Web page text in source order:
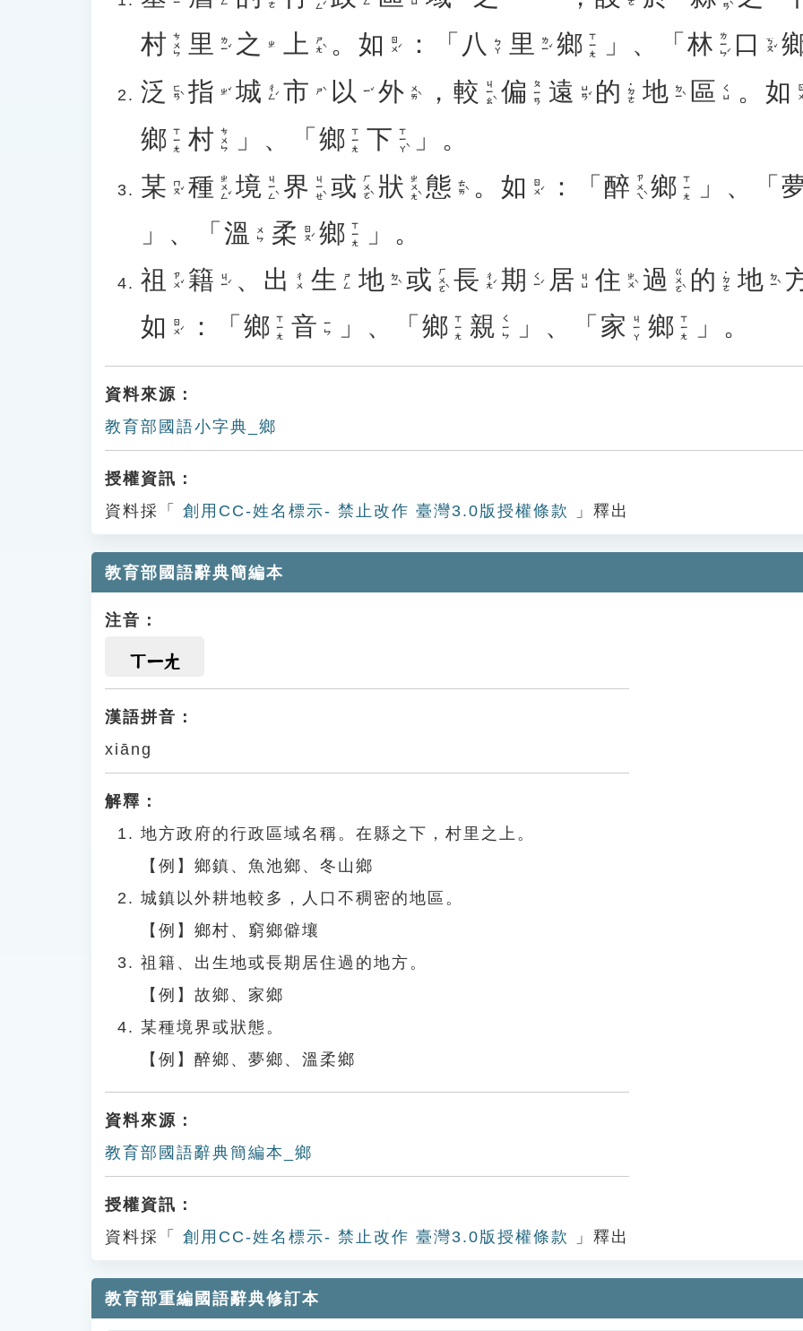
村 ㄘㄨㄣ 里 ㄌㄧˇ 之 ㄓ 上 ㄕㄤˋ 。 如 ㄖㄨˊ ：「 八 ㄅㄚ 里 ㄌㄧˇ 鄉 ㄒㄧㄤ 」、「 林 ㄌㄧㄣˊ 口 ㄎㄡˇ
泛 ㄈㄢˋ 指 ㄓˇ 城 ㄔㄥˊ 市 ㄕˋ 以 ㄧˇ 外 ㄨㄞˋ ， 較 ㄐㄧㄠˋ 偏 ㄆㄧㄢ 遠 ㄩㄢˇ 的 ˙ㄉㄜ 地 ㄉㄧˋ 區 ㄑㄩ 。如
鄉 ㄒㄧㄤ 村 ㄘㄨㄣ 」、「 鄉 ㄒㄧㄤ 下 ㄒㄧㄚˋ
」。
某 ㄇㄡˇ 種 ㄓㄨㄥˇ 境 ㄐㄧㄥˋ 界 ㄐㄧㄝˋ 或 ㄏㄨㄛˋ 狀 ㄓㄨㄤˋ 態 ㄊㄞˋ 。 如 ㄖㄨˊ ：「 醉 ㄗㄨㄟˋ 鄉 ㄒㄧㄤ 」、「
」、「 溫 ㄨㄣ 柔 ㄖㄡˊ 鄉 ㄒㄧㄤ
」。
祖
ㄗㄨˇ 籍 ㄐㄧˊ 、 出 ㄔㄨ 生 ㄕㄥ 地 ㄉㄧˋ 或 ㄏㄨㄛˋ 長 ㄔㄤˊ 期 ㄑㄧˊ 居 ㄐㄩ 住 ㄓㄨˋ 過 ㄍㄨㄛˋ 的 ˙ㄉㄜ 地 ㄉㄧˋ
如 ㄖㄨˊ ：「 鄉 ㄒㄧㄤ 音 ㄧㄣ 」、「 鄉 ㄒㄧㄤ 親 ㄑㄧㄣ 」、「 家 ㄐㄧㄚ 鄉 ㄒㄧㄤ 」。
資料來源：
教育部國語小字典_鄉
授權資訊：
資料採「
創用CC-姓名標示- 禁止改作 臺灣3.0版授權條款 」釋出
教育部國語辭典簡編本
注音：
ㄒㄧㄤ
漢語拼音：
xiāng
解釋：
地方政府的行政區域名稱。在縣之下，村里之上。
【例】鄉鎮、魚池鄉、冬山鄉
城鎮以外耕地較多，人口不稠密的地區。
【例】鄉村、窮鄉僻壤
祖籍、出生地或長期居住過的地方。
【例】故鄉、家鄉
某種境界或狀態。
【例】醉鄉、夢鄉、溫柔鄉
資料來源：
教育部國語辭典簡編本_鄉
授權資訊：
資料採「
創用CC-姓名標示- 禁止改作 臺灣3.0版授權條款 」釋出
教育部重編國語辭典修訂本